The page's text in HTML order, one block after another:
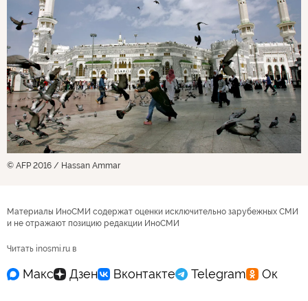
© AFP 2016 / Hassan Ammar
Материалы ИноСМИ содержат оценки исключительно зарубежных СМИ
и не отражают позицию редакции ИноСМИ
Читать inosmi.ru в